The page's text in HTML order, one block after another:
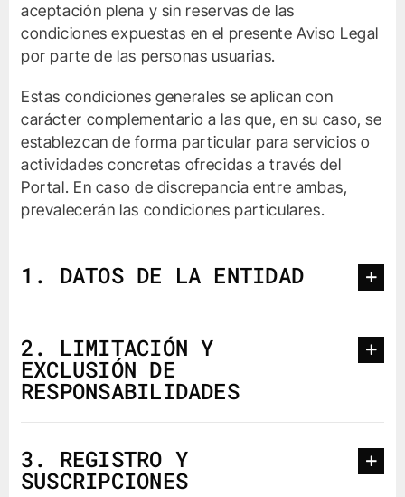
aceptación plena y sin reservas de las
condiciones expuestas en el presente Aviso Legal
por parte de las personas usuarias.
Estas condiciones generales se aplican con
carácter complementario a las que, en su caso, se
establezcan de forma particular para servicios o
actividades concretas ofrecidas a través del
Portal. En caso de discrepancia entre ambas,
prevalecerán las condiciones particulares.
1. DATOS DE LA ENTIDAD
2. LIMITACIÓN Y
EXCLUSIÓN DE
RESPONSABILIDADES
3. REGISTRO Y
SUSCRIPCIONES